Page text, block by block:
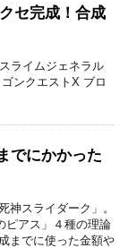
セ完成！合成
ライムジェネラル
ンクエストX ブロ
でにかかった
神スライダーク」。
ピアス」４種の理論
までに使った金額や